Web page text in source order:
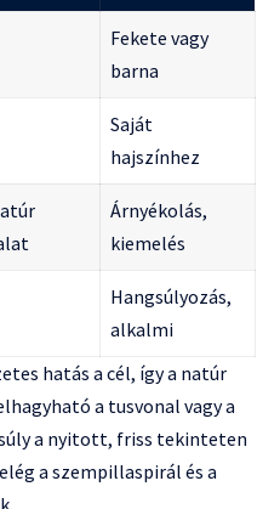
Fekete vagy
barna
Saját
hajszínhez
Árnyékolás,
kiemelés
Hangsúlyozás,
alkalmi
hatás a cél, így a natúr
a tusvonal vagy a
a nyitott, friss tekinteten
a szempillaspirál és a